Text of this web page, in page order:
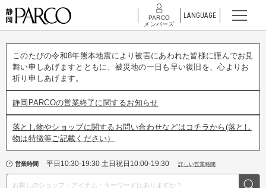
PARCO
メンバーズ
LANGUAGE
このたびの令和8年熊本地震により被害にあわれた皆様に謹んでお見
舞い申しあげますとともに、被災地の一日も早い復旧を、心よりお
祈り申しあげます。
静岡PARCOの営業終了に関するお知らせ
落とし物やショップに関するお問い合わせなどはコチラから(落とし
物は特徴等ご記載ください）
営業時間 平日10:30-19:30 土日祝日10:00-19:30 詳しい営業時間